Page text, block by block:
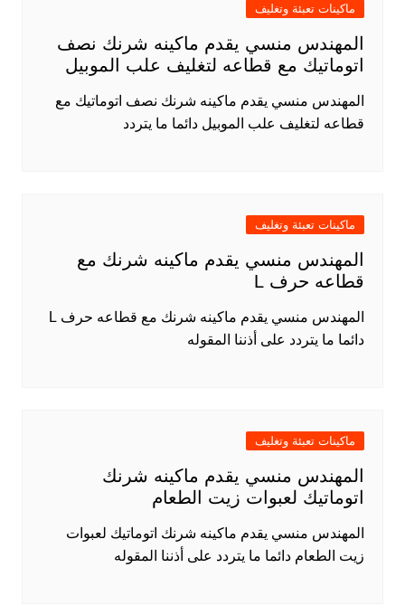
ماكينات تعبئة وتغليف
المهندس منسي يقدم ماكينه شرنك نصف
اتوماتيك مع قطاعه لتغليف علب الموبيل
المهندس منسي يقدم ماكينه شرنك نصف اتوماتيك مع
قطاعه لتغليف علب الموبيل دائما ما يتردد
ماكينات تعبئة وتغليف
المهندس منسي يقدم ماكينه شرنك مع
قطاعه حرف L
المهندس منسي يقدم ماكينه شرنك مع قطاعه حرف L
دائما ما يتردد على أذننا المقوله
ماكينات تعبئة وتغليف
المهندس منسي يقدم ماكينه شرنك
اتوماتيك لعبوات زيت الطعام
المهندس منسي يقدم ماكينه شرنك اتوماتيك لعبوات
زيت الطعام دائما ما يتردد على أذننا المقوله